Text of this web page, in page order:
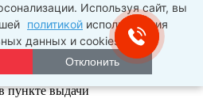
пункте выдачи
Используя сайт, вы
политикой использования
данных и cookies.
Отклонить